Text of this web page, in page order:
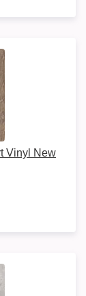
Vinyl New